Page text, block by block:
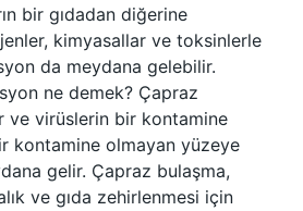
bir gıdadan diğerine
kimyasallar ve toksinlerle
da meydana gelebilir.
ne demek? Çapraz
ve virüslerin bir kontamine
kontamine olmayan yüzeye
gelir. Çapraz bulaşma,
ve gıda zehirlenmesi için